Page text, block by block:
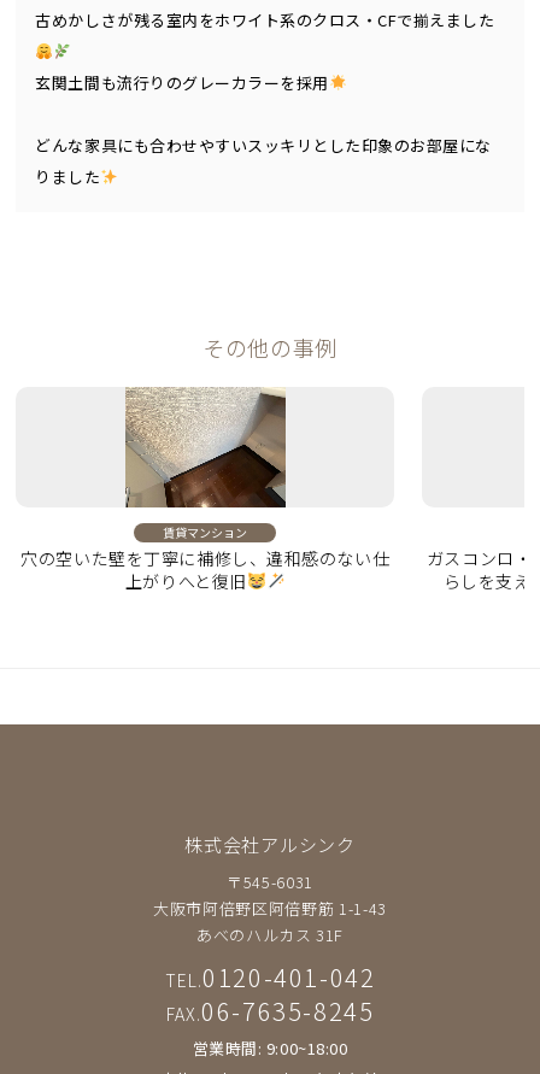
古めかしさが残る室内をホワイト系のクロス・CFで揃えました
玄関土間も流行りのグレーカラーを採用
どんな家具にも合わせやすいスッキリとした印象のお部屋にな
りました
その他の事例
賃貸マンション
穴の空いた壁を丁寧に補修し、違和感のない仕
上がりへと復旧
ガスコンロ・
らしを支え
株式会社アルシンク
〒545-6031
大阪市阿倍野区阿倍野筋 1-1-43
あべのハルカス 31F
TEL.0120-401-042
FAX.06-7635-8245
営業時間: 9:00~18:00